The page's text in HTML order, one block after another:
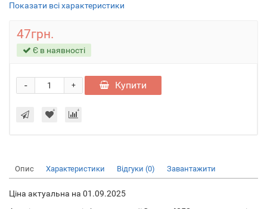
Показати всі характеристики
47грн.
Є в наявності
+
- Купити
Опис Характеристики Відгуки (0) Завантажити
Ціна актуальна на 01.09.2025